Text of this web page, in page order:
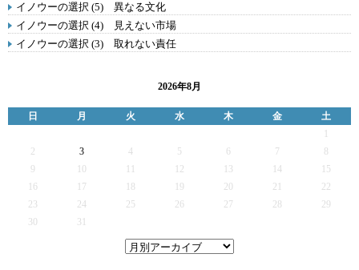
イノウーの選択 (5) 異なる文化
イノウーの選択 (4) 見えない市場
イノウーの選択 (3) 取れない責任
2026年8月
日 月 火 水 木 金
土
2
3 4 5 6 7
9
12 13 14
15
16
17 19 20 21
22
23
24 25 26 27 28
29
30
31